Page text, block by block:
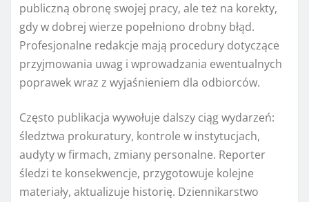
publiczną obronę swojej pracy, ale też na korekty,
gdy w dobrej wierze popełniono drobny błąd.
Profesjonalne redakcje mają procedury dotyczące
przyjmowania uwag i wprowadzania ewentualnych
poprawek wraz z wyjaśnieniem dla odbiorców.
Często publikacja wywołuje dalszy ciąg wydarzeń:
śledztwa prokuratury, kontrole w instytucjach,
audyty w firmach, zmiany personalne. Reporter
śledzi te konsekwencje, przygotowuje kolejne
materiały, aktualizuje historię. Dziennikarstwo